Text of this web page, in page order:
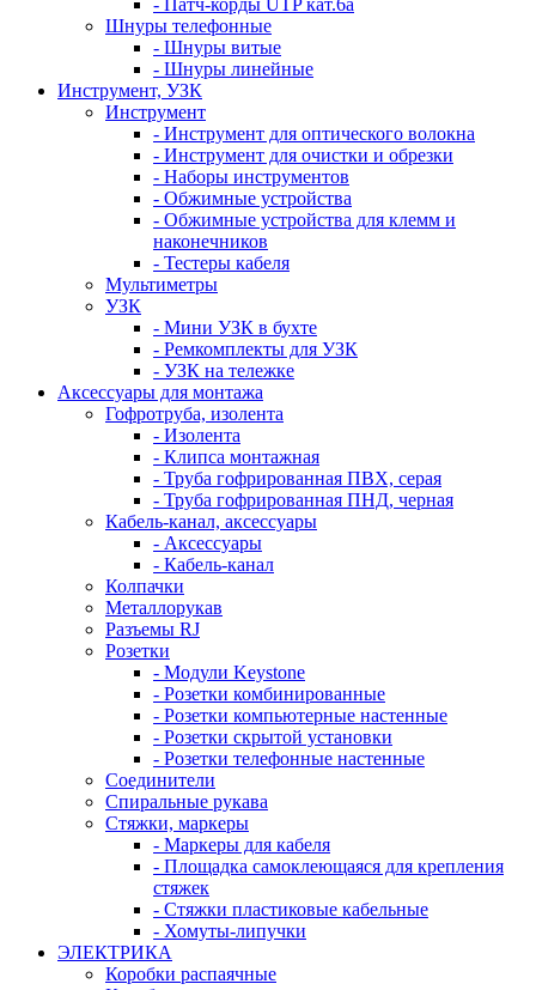
- Патч-корды UTP кат.6а
Шнуры телефонные
- Шнуры витые
- Шнуры линейные
Инструмент, УЗК
Инструмент
- Инструмент для оптического волокна
- Инструмент для очистки и обрезки
- Наборы инструментов
- Обжимные устройства
- Обжимные устройства для клемм и
наконечников
- Тестеры кабеля
Мультиметры
УЗК
- Мини УЗК в бухте
- Ремкомплекты для УЗК
- УЗК на тележке
Аксессуары для монтажа
Гофротруба, изолента
- Изолента
- Клипса монтажная
- Труба гофрированная ПВХ, серая
- Труба гофрированная ПНД, черная
Кабель-канал, аксессуары
- Аксессуары
- Кабель-канал
Колпачки
Металлорукав
Разъемы RJ
Розетки
- Модули Keystone
- Розетки комбинированные
- Розетки компьютерные настенные
- Розетки скрытой установки
- Розетки телефонные настенные
Соединители
Спиральные рукава
Стяжки, маркеры
- Маркеры для кабеля
- Площадка самоклеющаяся для крепления
стяжек
- Стяжки пластиковые кабельные
- Хомуты-липучки
ЭЛЕКТРИКА
Коробки распаячные